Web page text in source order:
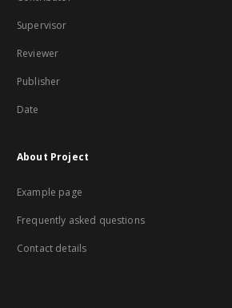
Supervisor
Reviewer
Publisher
Date
About Project
Example page
Frequently asked questions
Contact details